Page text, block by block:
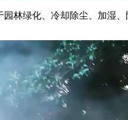
林绿化、冷却除尘、加湿